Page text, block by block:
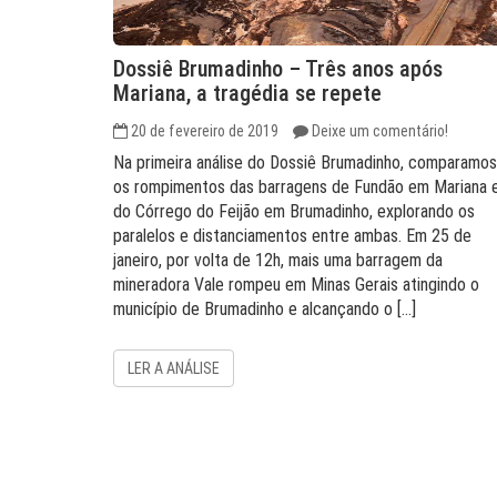
Dossiê Brumadinho – Três anos após
Mariana, a tragédia se repete
20 de fevereiro de 2019 Deixe um comentário!
Na primeira análise do Dossiê Brumadinho, comparamos
os rompimentos das barragens de Fundão em Mariana
do Córrego do Feijão em Brumadinho, explorando os
paralelos e distanciamentos entre ambas. Em 25 de
janeiro, por volta de 12h, mais uma barragem da
mineradora Vale rompeu em Minas Gerais atingindo o
município de Brumadinho e alcançando o […]
LER A ANÁLISE